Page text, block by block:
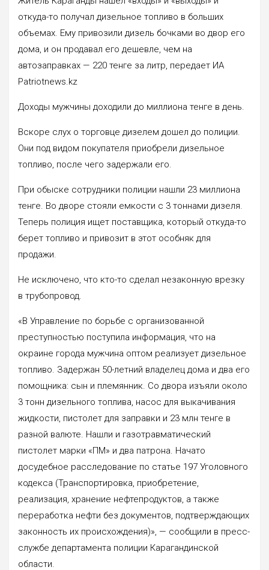
откуда-то получал дизельное топливо в больших
объемах. Ему привозили дизель бочками во двор его
дома, и он продавал его дешевле, чем на
автозаправках — 220 тенге за литр, передает ИА
Patriotnews.kz
Доходы мужчины доходили до миллиона тенге в день.
Вскоре слух о торговце дизелем дошел до полиции.
Они под видом покупателя приобрели дизельное
топливо, после чего задержали его.
При обыске сотрудники полиции нашли 23 миллиона
тенге. Во дворе стояли емкости с 3 тоннами дизеля.
Теперь полиция ищет поставщика, который откуда-то
берет топливо и привозит в этот особняк для
продажи.
Не исключено, что кто-то сделал незаконную врезку
в трубопровод.
«В Управление по борьбе с организованной
преступностью поступила информация, что на
окраине города мужчина оптом реализует дизельное
топливо. Задержан 50-летний владелец дома и два его
помощника: сын и племянник. Со двора изъяли около
3 тонн дизельного топлива, насос для выкачивания
жидкости, пистолет для заправки и 23 млн тенге в
разной валюте. Нашли и газотравматический
пистолет марки «ПМ» и два патрона. Начато
досудебное расследование по статье 197 Уголовного
кодекса (Транспортировка, приобретение,
реализация, хранение нефтепродуктов, а также
переработка нефти без документов, подтверждающих
законность их происхождения)», — сообщили в пресс-
службе департамента полиции Карагандинской
области.